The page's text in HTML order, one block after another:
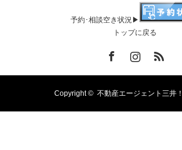
予約･相談空き状況▶
トップに戻る
Copyright © 不動産エージェント三井